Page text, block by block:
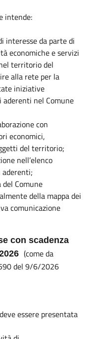
intende:
interesse da parte di
economiche e servizi
territorio del
alla rete per la
iniziative
nel Comune
con
economici,
del territorio;
nell’elenco
aderenti;
del Comune
della mappa dei
comunicazione
con scadenza
(come da
del 9/6/2026
essere presentata